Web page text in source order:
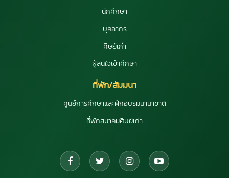
นักศึกษา
บุคลากร
ศิษย์เก่า
ผู้สนใจเข้าศึกษา
ที่พัก/สัมมนา
ศูนย์การศึกษาและฝึกอบรมนานาชาติ
ที่พักสมาคมศิษย์เก่า